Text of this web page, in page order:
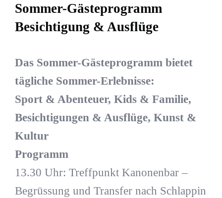
Sommer-Gästeprogramm
Besichtigung & Ausflüge
Das Sommer-Gästeprogramm bietet
tägliche Sommer-Erlebnisse:
Sport & Abenteuer, Kids & Familie,
Besichtigungen & Ausflüge, Kunst &
Kultur
Programm
13.30 Uhr: Treffpunkt Kanonenbar –
Begrüssung und Transfer nach Schlappin